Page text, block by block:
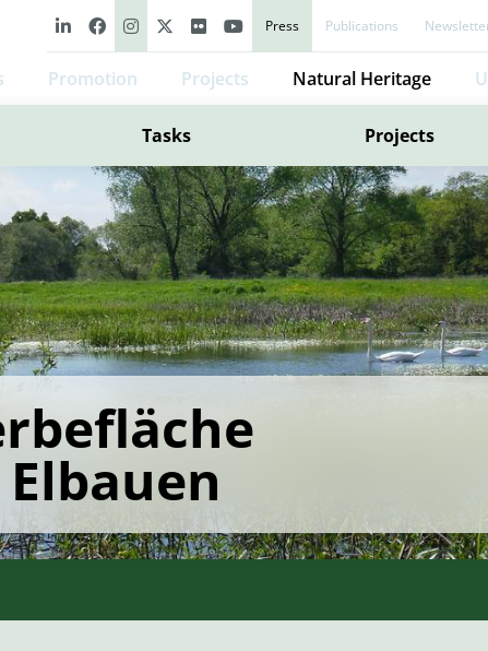
Press Publications
Promotion Projects Natural Heritage
Tasks Projects